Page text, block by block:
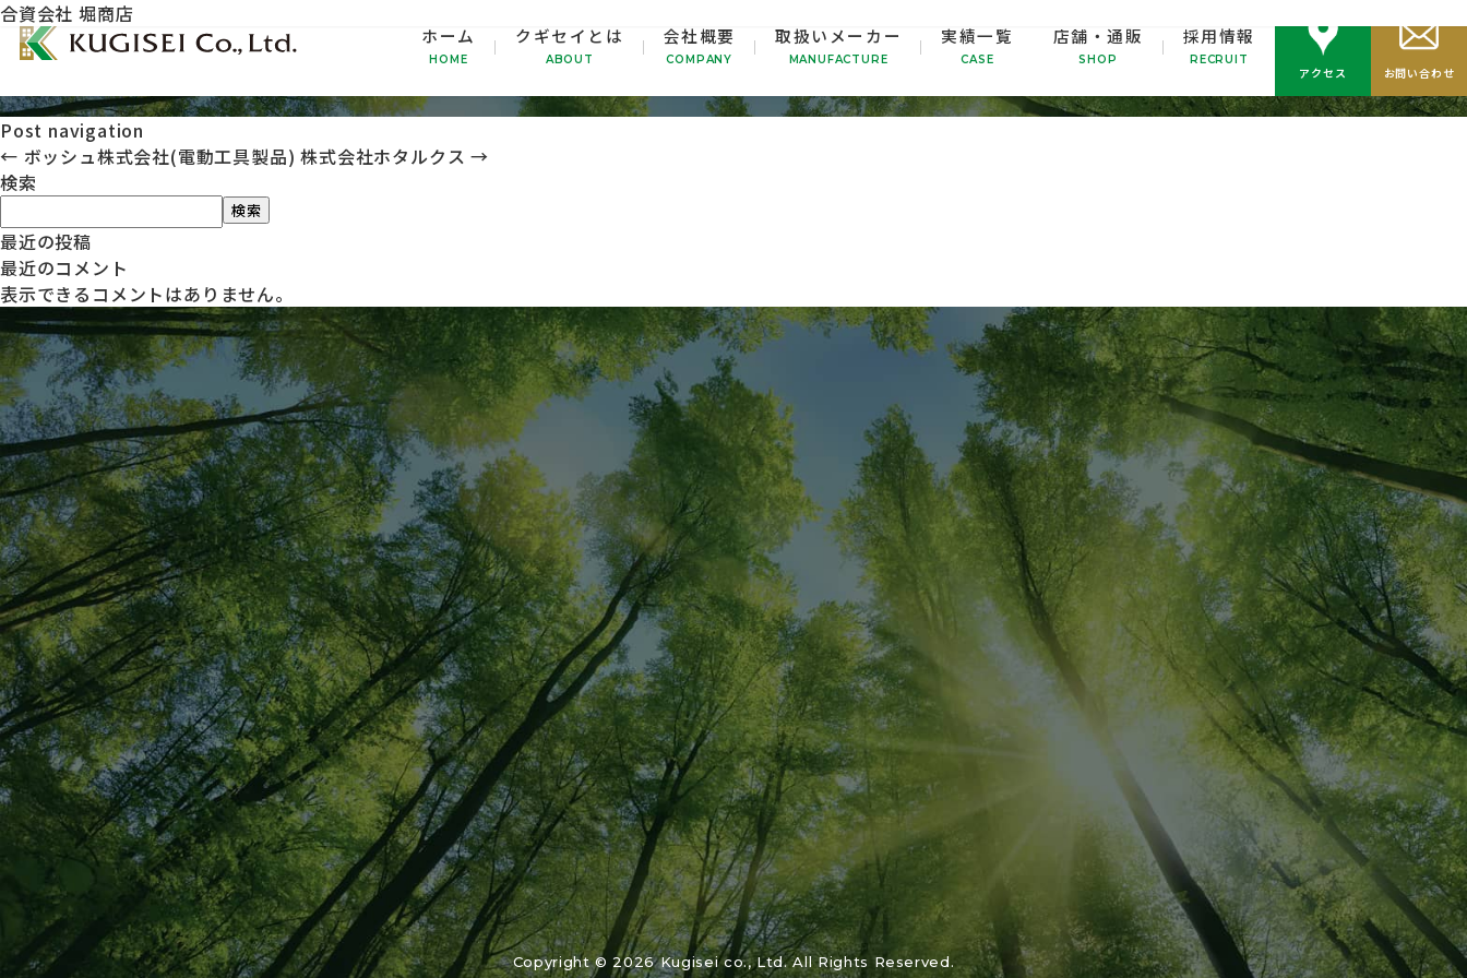
ホーム
HOME
クギセイとは
ABOUT
会社概要
COMPANY
取扱いメーカー
MANUFACTURE
実績一覧
CASE
店舗・通販
SHOP
採用情報
RECRUIT
アクセス
お問い合わせ
合資会社 堀商店
This entry was posted on2023年11月20日by kugisei.
Post navigation
← ボッシュ株式会社(電動工具製品) 株式会社ホタルクス→
検索
検索
最近の投稿
最近のコメント
表示できるコメントはありません。
03-3312-6411
お問い合わせ
Copyright © 2026 Kugisei co., Ltd. All Rights Reserved.